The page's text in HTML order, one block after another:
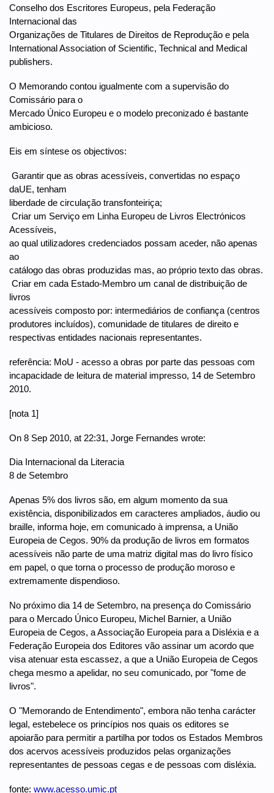
Conselho dos Escritores Europeus, pela Federação
Internacional das
Organizações de Titulares de Direitos de Reprodução e pela
International Association of Scientific, Technical and Medical
publishers.
O Memorando contou igualmente com a supervisão do
Comissário para o
Mercado Único Europeu e o modelo preconizado é bastante
ambicioso.
Eis em síntese os objectivos:
 Garantir que as obras acessíveis, convertidas no espaço
daUE, tenham
liberdade de circulação transfonteiriça;
 Criar um Serviço em Linha Europeu de Livros Electrónicos
Acessíveis,
ao qual utilizadores credenciados possam aceder, não apenas
ao
catálogo das obras produzidas mas, ao próprio texto das obras.
 Criar em cada Estado-Membro um canal de distribuição de
livros
acessíveis composto por: intermediários de confiança (centros
produtores incluídos), comunidade de titulares de direito e
respectivas entidades nacionais representantes.
referência: MoU - acesso a obras por parte das pessoas com
incapacidade de leitura de material impresso, 14 de Setembro
2010.
[nota 1]
On 8 Sep 2010, at 22:31, Jorge Fernandes wrote:
Dia Internacional da Literacia
8 de Setembro
Apenas 5% dos livros são, em algum momento da sua
existência, disponibilizados em caracteres ampliados, áudio ou
braille, informa hoje, em comunicado à imprensa, a União
Europeia de Cegos. 90% da produção de livros em formatos
acessíveis não parte de uma matriz digital mas do livro físico
em papel, o que torna o processo de produção moroso e
extremamente dispendioso.
No próximo dia 14 de Setembro, na presença do Comissário
para o Mercado Único Europeu, Michel Barnier, a União
Europeia de Cegos, a Associação Europeia para a Disléxia e a
Federação Europeia dos Editores vão assinar um acordo que
visa atenuar esta escassez, a que a União Europeia de Cegos
chega mesmo a apelidar, no seu comunicado, por "fome de
livros".
O "Memorando de Entendimento", embora não tenha carácter
legal, estebelece os princípios nos quais os editores se
apoiarão para permitir a partilha por todos os Estados Membros
dos acervos acessíveis produzidos pelas organizações
representantes de pessoas cegas e de pessoas com disléxia.
fonte: www.acesso.umic.pt